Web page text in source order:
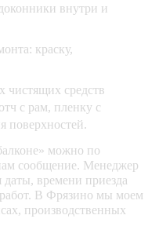
внутри и
краску,
средств
с рам, пленку с
поверхностей.
можно по
сообщение. Менеджер
даты, времени приезда
В Фрязино мы моем
производственных